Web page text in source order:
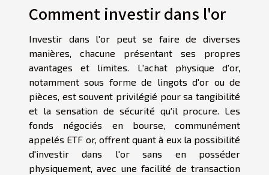
Comment investir dans l'or
Investir dans l'or peut se faire de diverses
manières, chacune présentant ses propres
avantages et limites. L'achat physique d'or,
notamment sous forme de lingots d'or ou de
pièces, est souvent privilégié pour sa tangibilité
et la sensation de sécurité qu'il procure. Les
fonds négociés en bourse, communément
appelés ETF or, offrent quant à eux la possibilité
d'investir dans l'or sans en posséder
physiquement, avec une facilité de transaction